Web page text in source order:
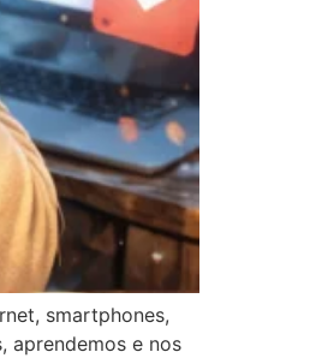
smartphones,
aprendemos e nos